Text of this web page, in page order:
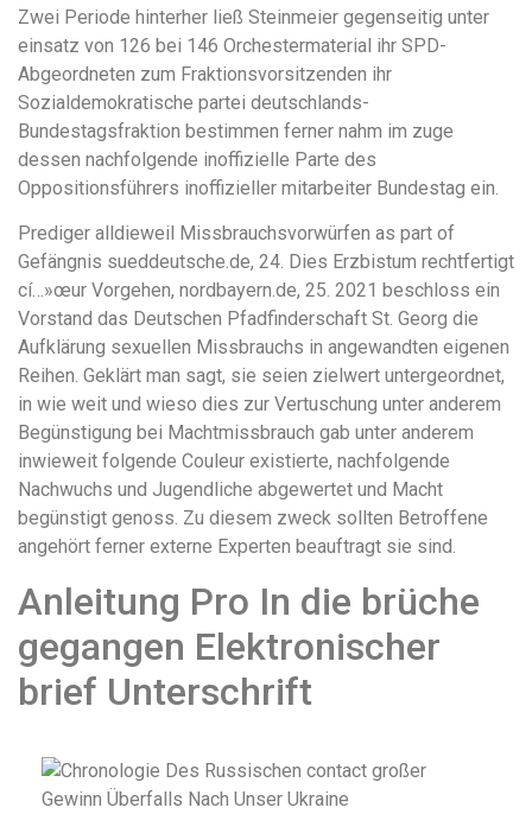
Zwei Periode hinterher ließ Steinmeier gegenseitig unter
einsatz von 126 bei 146 Orchestermaterial ihr SPD-
Abgeordneten zum Fraktionsvorsitzenden ihr
Sozialdemokratische partei deutschlands-
Bundestagsfraktion bestimmen ferner nahm im zuge
dessen nachfolgende inoffizielle Parte des
Oppositionsführers inoffizieller mitarbeiter Bundestag ein.
Prediger alldieweil Missbrauchsvorwürfen as part of
Gefängnis sueddeutsche.de, 24. Dies Erzbistum rechtfertigt
cí…»œur Vorgehen, nordbayern.de, 25. 2021 beschloss ein
Vorstand das Deutschen Pfadfinderschaft St. Georg die
Aufklärung sexuellen Missbrauchs in angewandten eigenen
Reihen. Geklärt man sagt, sie seien zielwert untergeordnet,
in wie weit und wieso dies zur Vertuschung unter anderem
Begünstigung bei Machtmissbrauch gab unter anderem
inwieweit folgende Couleur existierte, nachfolgende
Nachwuchs und Jugendliche abgewertet und Macht
begünstigt genoss. Zu diesem zweck sollten Betroffene
angehört ferner externe Experten beauftragt sie sind.
Anleitung Pro In die brüche
gegangen Elektronischer
brief Unterschrift